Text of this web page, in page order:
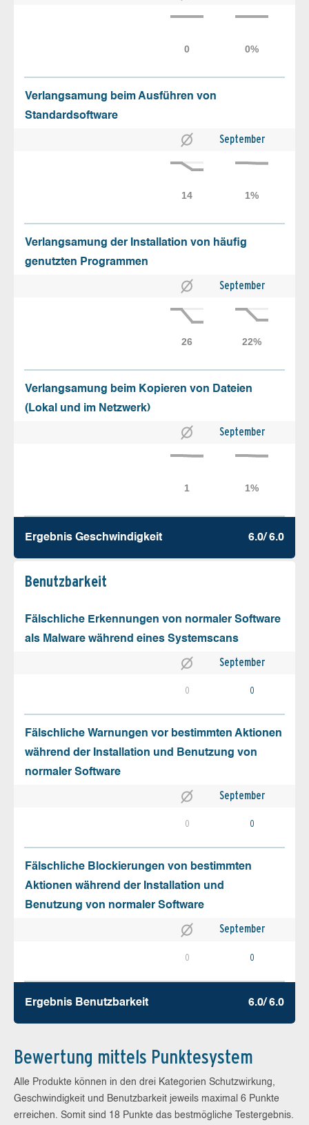
Verlangsamung beim Ausführen von
Standardsoftware
September
Verlangsamung der Installation von häufig
genutzten Programmen
September
Verlangsamung beim Kopieren von Dateien
(Lokal und im Netzwerk)
September
Ergebnis Geschw­indigkeit 6.0/ 6.0
Benutz­barkeit
Fälschliche Erkennungen von normaler Software
als Malware während eines Systemscans
September
0 0
Fälschliche Warnungen vor bestimmten Aktionen
während der Installation und Benutzung von
normaler Software
September
0 0
Fälschliche Blockierungen von bestimmten
Aktionen während der Installation und
Benutzung von normaler Software
September
0 0
Ergebnis Benutz­barkeit 6.0/ 6.0
Bewertung mittels Punktesystem
Alle Produkte können in den drei Kategorien Schutzwirkung,
Geschwindigkeit und Benutzbarkeit jeweils maximal 6 Punkte
erreichen. Somit sind 18 Punkte das bestmögliche Testergebnis.